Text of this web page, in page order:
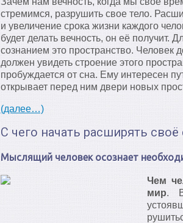
стремимся, разрушить свое тело.
и увеличение срока жизни каждого
будет делать вечность, он её получит.
сознанием это пространство. Человек
должен увидеть строение этого
пробуждается от сна. Ему интересен
открывает перед ним двери новых
(далее…)
С чего начать расширять своё
Мыслящий человек осознает
Чем
мир. В